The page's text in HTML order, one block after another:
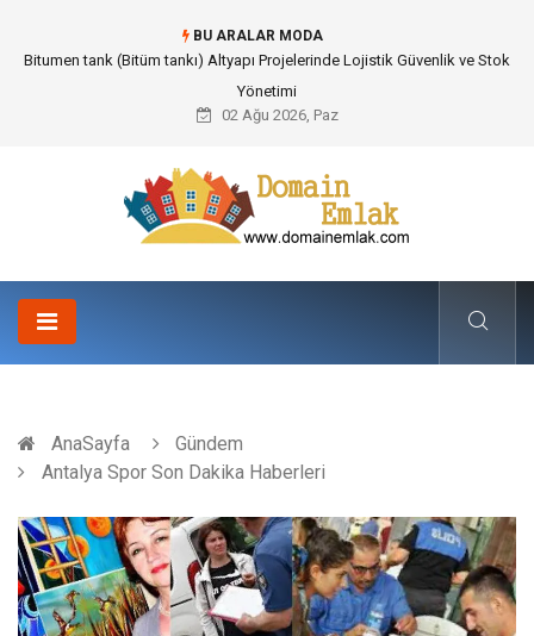
BU ARALAR MODA
Güvenilir Chip Satışı: Kesintisiz Poker Deneyimi İçin Profesyonel Destek
02 Ağu 2026, Paz
AnaSayfa
Gündem
Antalya Spor Son Dakika Haberleri